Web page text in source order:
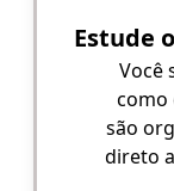
Estude
Você
como
são
direto